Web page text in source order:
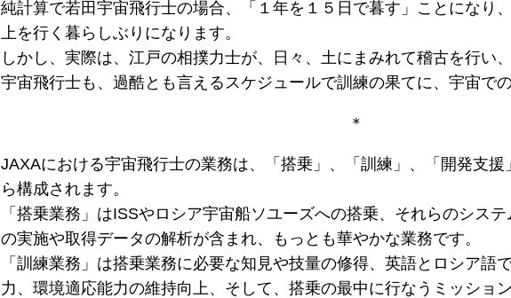
純計算で若田宇宙飛行士の場合、「１年を１５日で暮す」ことになり
上を行く暮らしぶりになります。
しかし、実際は、江戸の相撲力士が、日々、土にまみれて稽古を行い
宇宙飛行士も、過酷とも言えるスケジュールで訓練の果てに、宇宙で
＊
JAXAにおける宇宙飛行士の業務は、「搭乗」、「訓練」、「開発支
ら構成されます。
「搭乗業務」はISSやロシア宇宙船ソユーズへの搭乗、それらのシス
の実施や取得データの解析が含まれ、もっとも華やかな業務です。
「訓練業務」は搭乗業務に必要な知見や技量の修得、英語とロシア語
力、環境適応能力の維持向上、そして、搭乗の最中に行なうミッショ